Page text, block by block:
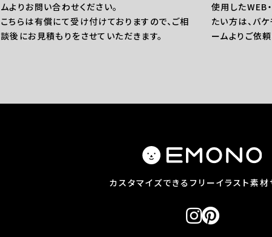
ムよりお問い合わせください。
こちらは有償にて受け付けておりますので、ご相
談後にお見積もりをさせていただきます。
使用したWEB
たい方は、バ
ームよりご依頼
カスタマイズできる フリーイラスト素材